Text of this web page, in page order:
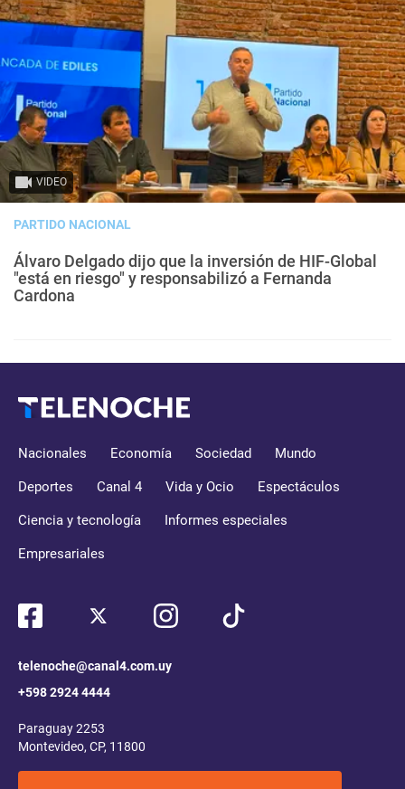
VIDEO
PARTIDO NACIONAL
Álvaro Delgado dijo que la inversión de HIF-Global
"está en riesgo" y responsabilizó a Fernanda
Cardona
Nacionales Economía Sociedad Mundo
Deportes Canal 4 Vida y Ocio Espectáculos
Ciencia y tecnología Informes especiales
Empresariales
telenoche@canal4.com.uy
+598 2924 4444
Paraguay 2253
Montevideo, CP, 11800